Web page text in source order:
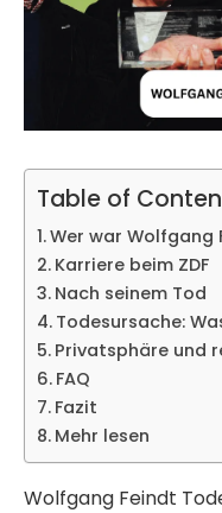
Table of
Wer war Wolfgang
Karriere beim ZDF
Nach seinem Tod
Todesursache:
Privatsphäre und
FAQ
Fazit
Mehr lesen
Wolfgang Feindt